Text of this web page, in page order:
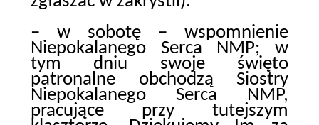
– w sobotę – wspomnienie
Niepokalanego Serca NMP; w
tym dniu swoje święto
patronalne obchodzą Siostry
Niepokalanego Serca NMP,
pracujące przy tutejszym